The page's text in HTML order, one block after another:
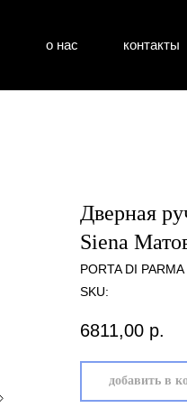
контакты
о нас
Дверная
Siena
PORTA DI PARMA
SKU:
6811,00 р.
добавить в